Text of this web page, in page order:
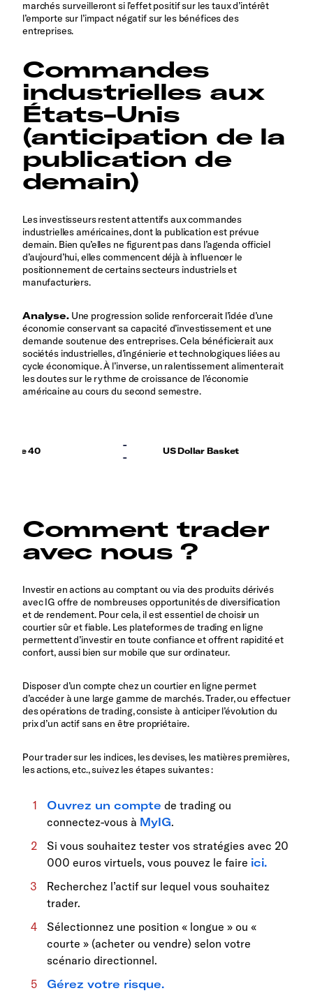
marchés surveilleront si l’effet positif sur les taux d’intérêt
l’emporte sur l’impact négatif sur les bénéfices des
entreprises.
Commandes
industrielles aux
États-Unis
(anticipation de la
publication de
demain)
Les investisseurs restent attentifs aux commandes
industrielles américaines, dont la publication est prévue
demain. Bien qu’elles ne figurent pas dans l’agenda officiel
d’aujourd’hui, elles commencent déjà à influencer le
positionnement de certains secteurs industriels et
manufacturiers.
Analyse.Une progression solide renforcerait l’idée d’une
économie conservant sa capacité d’investissement et une
demande soutenue des entreprises. Cela bénéficierait aux
sociétés industrielles, d’ingénierie et technologiques liées au
cycle économique. À l’inverse, un ralentissement alimenterait
les doutes sur le rythme de croissance de l’économie
américaine au cours du second semestre.
Comment trader
avec nous ?
Investir en actions au comptant ou via des produits dérivés
avec IG offre de nombreuses opportunités de diversification
et de rendement. Pour cela, il est essentiel de choisir un
courtier sûr et fiable. Les plateformes de trading en ligne
permettent d’investir en toute confiance et offrent rapidité et
confort, aussi bien sur mobile que sur ordinateur.
Disposer d’un compte chez un courtier en ligne permet
d’accéder à une large gamme de marchés. Trader, ou effectuer
des opérations de trading, consiste à anticiper l’évolution du
prix d’un actif sans en être propriétaire.
Pour trader sur les indices, les devises, les matières premières,
les actions, etc., suivez les étapes suivantes :
Ouvrez un compte de trading ou
connectez-vous à MyIG.
Si vous souhaitez tester vos stratégies avec 20
000 euros virtuels, vous pouvez le faire ici.
Recherchez l’actif sur lequel vous souhaitez
trader.
Sélectionnez une position « longue » ou «
courte » (acheter ou vendre) selon votre
scénario directionnel.
Gérez votre risque.